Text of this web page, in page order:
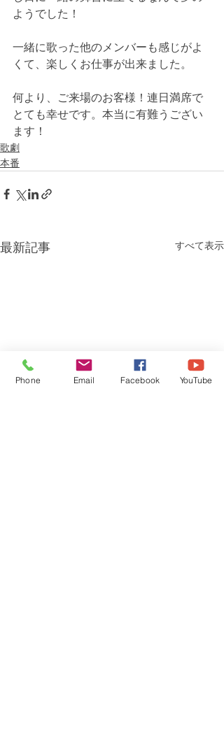
ようでした！
一緒に歌った他のメンバーも感じがよ
くて、楽しくお仕事が出来ました。
何より、ご来場のお客様！連日満席で
とても幸せです。本当に有難うござい
ます！
歌劇
本番
最新記事 すべて表示
Phone Email Facebook YouTube